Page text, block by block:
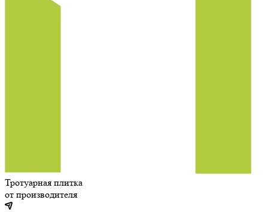
Тротуарная плитка
от производителя